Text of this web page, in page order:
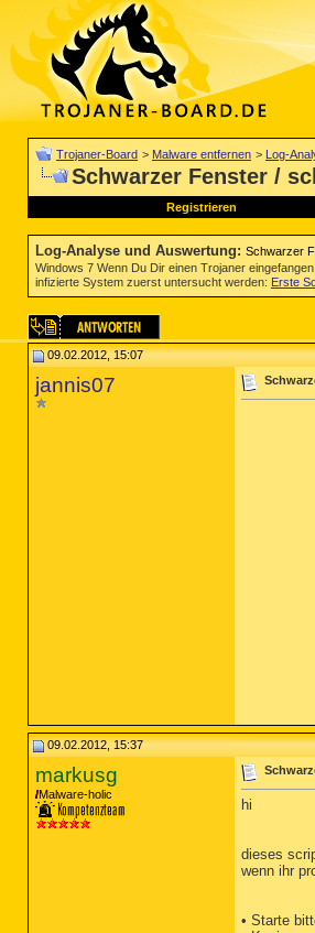
Trojaner-Board > Malware entfernen > Log-
Schwarzer Fenster /
Registrieren
Log-Analyse und Auswertung: Schwarzer
Windows 7 Wenn Du Dir einen Trojaner
infizierte System zuerst untersucht werden: Erste
09.02.2012, 15:07
jannis07
09.02.2012, 15:37
markusg
Malware-holic
hi
dieses
wenn ihr
• Starte